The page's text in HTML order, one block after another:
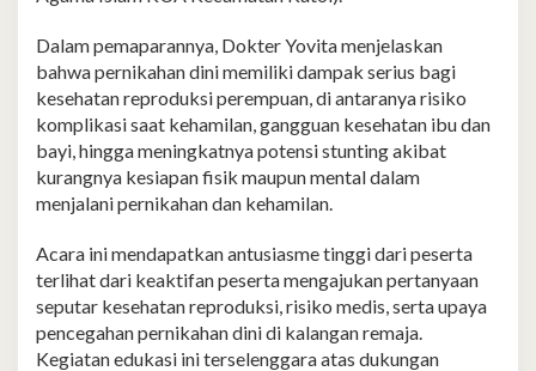
Dalam pemaparannya, Dokter Yovita menjelaskan
bahwa pernikahan dini memiliki dampak serius bagi
kesehatan reproduksi perempuan, di antaranya risiko
komplikasi saat kehamilan, gangguan kesehatan ibu dan
bayi, hingga meningkatnya potensi stunting akibat
kurangnya kesiapan fisik maupun mental dalam
menjalani pernikahan dan kehamilan.
Acara ini mendapatkan antusiasme tinggi dari peserta
terlihat dari keaktifan peserta mengajukan pertanyaan
seputar kesehatan reproduksi, risiko medis, serta upaya
pencegahan pernikahan dini di kalangan remaja.
Kegiatan edukasi ini terselenggara atas dukungan